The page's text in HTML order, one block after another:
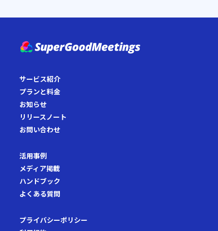
サービス紹介
プランと料金
お知らせ
リリースノート
お問い合わせ
活用事例
メディア掲載
ハンドブック
よくある質問
プライバシーポリシー